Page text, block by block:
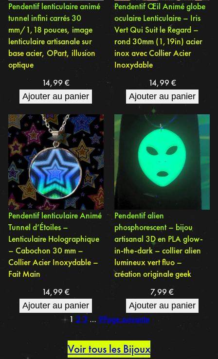
Pendentif lenticulaire animé
tunnel infini carrés 30
mm/1,18 pouces, image
lenticulaire artisanale sur
base acier, OPart, illusion
optique
14,99€
Ajouter au panier
Pendentif Œil Animé globe
oculaire Lenticulaire – Iris
Vert Qui Suit le Regard –
rond 30mm (1,19in) acier
inox avec Collier Acier
Inoxydable
14,99 €
Ajouter au panier
Pendentif lenticulaire Animé
Tunnel d’Étoiles –
Lenticulaire Holographique
– Cabochon 30 mm –
Collier Acier Inoxydable –
Fait Main
14,99€
Ajouter au panier
Pendentif alien
phosphorescent – bijou
artisanal 3D en PLA glow-
in-the-dark – collier alien
lumineux vert fluo –
création originale geek
7,99€
Ajouter au panier
1 2 3 … 9Page suivante
Voir tous les Bijoux